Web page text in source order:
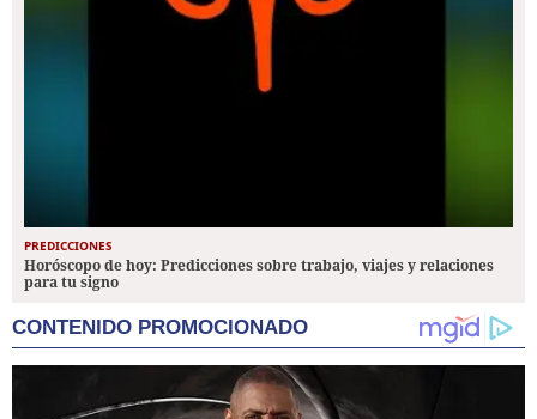
PREDICCIONES
Horóscopo de hoy: Predicciones sobre trabajo, viajes y relaciones
para tu signo
CONTENIDO PROMOCIONADO